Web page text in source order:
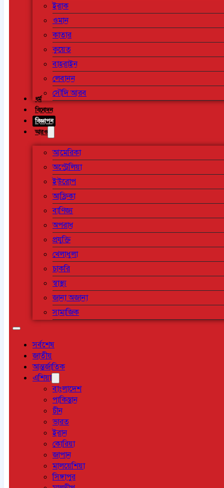
ইরাক
ওমান
কাতার
কুয়েত
বাহরাইন
লেবানন
সৌদি আরব
ধর্ম
বিনোদন
বিজ্ঞাপন
আরও
আমেরিকা
অস্ট্রেলিয়া
ইউরোপ
আফ্রিকা
বাণিজ্য
অপরাধ
প্রযুক্তি
খেলাধুলা
চাকরি
স্বাস্থ্য
জানা অজানা
সামাজিক
সর্বশেষ
জাতীয়
আন্তর্জাতিক
এশিয়া
বাংলাদেশ
পাকিস্তান
চীন
ভারত
ইরান
কোরিয়া
জাপান
মালয়েশিয়া
সিঙ্গাপুর